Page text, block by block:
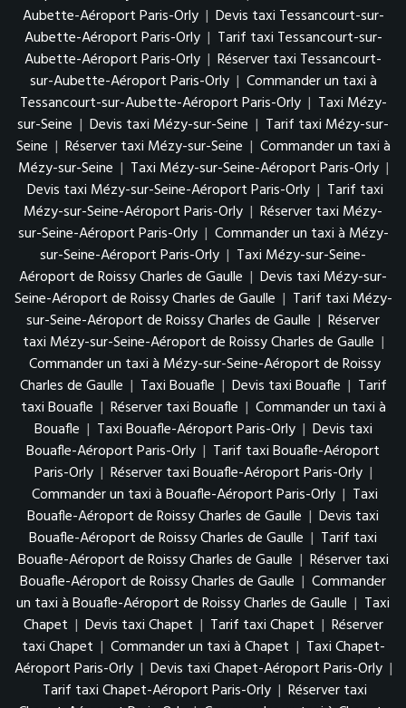
Aubette-Aéroport Paris-Orly | Devis taxi Tessancourt-sur-
Aubette-Aéroport Paris-Orly | Tarif taxi Tessancourt-sur-
Aubette-Aéroport Paris-Orly | Réserver taxi Tessancourt-
sur-Aubette-Aéroport Paris-Orly | Commander un taxi à
Tessancourt-sur-Aubette-Aéroport Paris-Orly | Taxi Mézy-
sur-Seine | Devis taxi Mézy-sur-Seine | Tarif taxi Mézy-sur-
Seine | Réserver taxi Mézy-sur-Seine | Commander un taxi à
Mézy-sur-Seine | Taxi Mézy-sur-Seine-Aéroport Paris-Orly |
Devis taxi Mézy-sur-Seine-Aéroport Paris-Orly | Tarif taxi
Mézy-sur-Seine-Aéroport Paris-Orly | Réserver taxi Mézy-
sur-Seine-Aéroport Paris-Orly | Commander un taxi à Mézy-
sur-Seine-Aéroport Paris-Orly | Taxi Mézy-sur-Seine-
Aéroport de Roissy Charles de Gaulle | Devis taxi Mézy-sur-
Seine-Aéroport de Roissy Charles de Gaulle | Tarif taxi Mézy-
sur-Seine-Aéroport de Roissy Charles de Gaulle | Réserver
taxi Mézy-sur-Seine-Aéroport de Roissy Charles de Gaulle |
Commander un taxi à Mézy-sur-Seine-Aéroport de Roissy
Charles de Gaulle | Taxi Bouafle | Devis taxi Bouafle | Tarif
taxi Bouafle | Réserver taxi Bouafle | Commander un taxi à
Bouafle | Taxi Bouafle-Aéroport Paris-Orly | Devis taxi
Bouafle-Aéroport Paris-Orly | Tarif taxi Bouafle-Aéroport
Paris-Orly | Réserver taxi Bouafle-Aéroport Paris-Orly |
Commander un taxi à Bouafle-Aéroport Paris-Orly | Taxi
Bouafle-Aéroport de Roissy Charles de Gaulle | Devis taxi
Bouafle-Aéroport de Roissy Charles de Gaulle | Tarif taxi
Bouafle-Aéroport de Roissy Charles de Gaulle | Réserver taxi
Bouafle-Aéroport de Roissy Charles de Gaulle | Commander
un taxi à Bouafle-Aéroport de Roissy Charles de Gaulle | Taxi
Chapet | Devis taxi Chapet | Tarif taxi Chapet | Réserver
taxi Chapet | Commander un taxi à Chapet | Taxi Chapet-
Aéroport Paris-Orly | Devis taxi Chapet-Aéroport Paris-Orly |
Tarif taxi Chapet-Aéroport Paris-Orly | Réserver taxi